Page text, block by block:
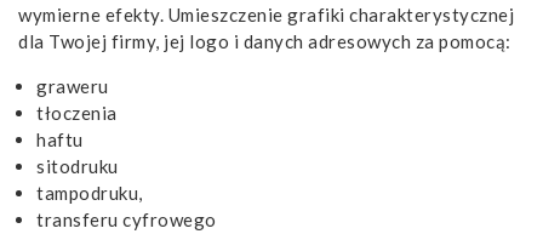
wymierne efekty. Umieszczenie grafiki charakterystycznej
dla Twojej firmy, jej logo i danych adresowych za pomocą:
graweru
tłoczenia
haftu
sitodruku
tampodruku,
transferu cyfrowego